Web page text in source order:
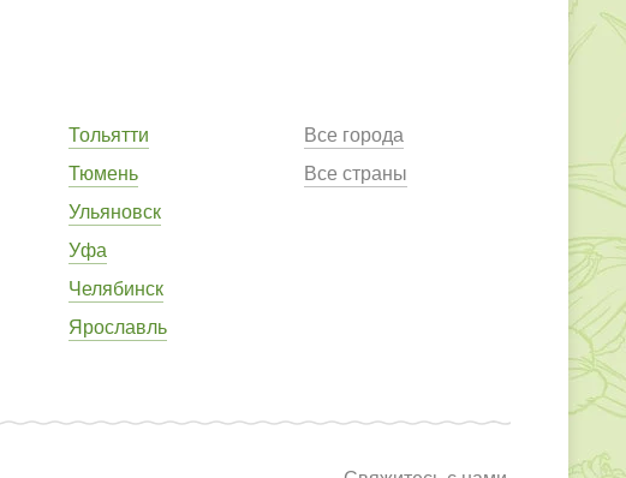
Тольятти
Тюмень
Ульяновск
Уфа
Челябинск
Ярославль
Все города
Все страны